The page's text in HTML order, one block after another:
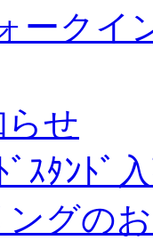
ークイ
せ
ﾞｽﾀﾝﾄﾞ
ングの